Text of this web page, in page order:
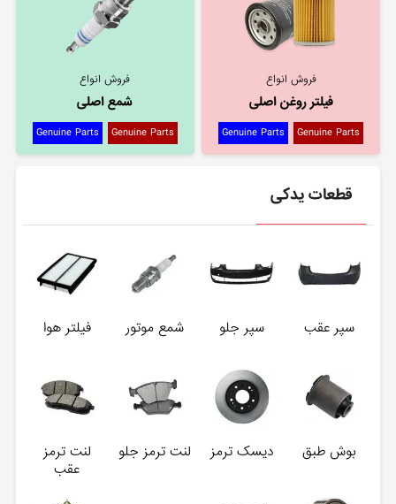
فروش انواع
فیلتر روغن اصلی
Genuine Parts
Genuine Parts
فروش انواع
شمع اصلی
Genuine Parts
Genuine Parts
قطعات یدکی
سپر عقب سپر جلو شمع موتور فیلتر هوا
بوش طبق دیسک ترمز لنت ترمز جلو
لنت ترمز
عقب